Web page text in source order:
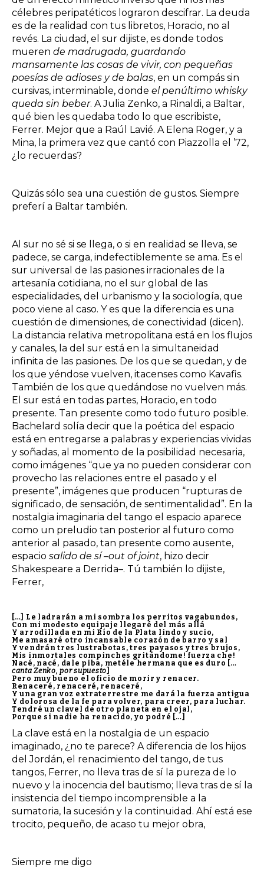
célebres peripatéticos lograron descifrar. La deuda
es de la realidad con tus libretos, Horacio, no al
revés. La ciudad, el sur dijiste, es donde todos
mueren de madrugada, guardando
mansamente las cosas de vivir, con pequeñas
poesías de adioses y de balas, en un compás sin
cursivas, interminable, donde el penúltimo whisky
queda sin beber. A Julia Zenko, a Rinaldi, a Baltar,
qué bien les quedaba todo lo que escribiste,
Ferrer. Mejor que a Raúl Lavié. A Elena Roger, y a
Mina, la primera vez que cantó con Piazzolla el ’72,
¿lo recuerdas?
Quizás sólo sea una cuestión de gustos. Siempre
preferí a Baltar también.
Al sur no sé si se llega, o si en realidad se lleva, se
padece, se carga, indefectiblemente se ama. Es el
sur universal de las pasiones irracionales de la
artesanía cotidiana, no el sur global de las
especialidades, del urbanismo y la sociología, que
poco viene al caso. Y es que la diferencia es una
cuestión de dimensiones, de conectividad (dicen).
La distancia relativa metropolitana está en los flujos
y canales, la del sur está en la simultaneidad
infinita de las pasiones. De los que se quedan, y de
los que yéndose vuelven, itacenses como Kavafis.
También de los que quedándose no vuelven más.
El sur está en todas partes, Horacio, en todo
presente. Tan presente como todo futuro posible.
Bachelard solía decir que la poética del espacio
está en entregarse a palabras y experiencias vividas
y soñadas, al momento de la posibilidad necesaria,
como imágenes “que ya no pueden considerar con
provecho las relaciones entre el pasado y el
presente”, imágenes que producen “rupturas de
significado, de sensación, de sentimentalidad”. En la
nostalgia imaginaria del tango el espacio aparece
como un preludio tan posterior al futuro como
anterior al pasado, tan presente como ausente,
espacio salido de sí–out of joint, hizo decir
Shakespeare a Derrida–. Tú también lo dijiste,
Ferrer,
[…] Le ladrarán a mi sombra los perritos vagabundos,
Con mi modesto equipaje llegaré del más allá
Y arrodillada en mi Río de la Plata lindo y sucio,
Me amasaré otro incansable corazón de barro y sal
Y vendrán tres lustrabotas, tres payasos y tres brujos,
Mis inmortales compinches gritándome! fuerza che!
Nacé, nacé, dale piba, metéle hermana que es duro […
canta Zenko, por supuesto]
Pero muy bueno el oficio de morir y renacer.
Renaceré, renaceré, renaceré,
Y una gran voz extraterrestre me dará la fuerza antigua
Y dolorosa de la fe para volver, para creer, para luchar.
Tendré un clavel de otro planeta en el ojal,
Porque si nadie ha renacido, yo podré […]
La clave está en la nostalgia de un espacio
imaginado, ¿no te parece? A diferencia de los hijos
del Jordán, el renacimiento del tango, de tus
tangos, Ferrer, no lleva tras de sí la pureza de lo
nuevo y la inocencia del bautismo; lleva tras de sí la
insistencia del tiempo incomprensible a la
sumatoria, la sucesión y la continuidad. Ahí está ese
trocito, pequeño, de acaso tu mejor obra,
Siempre me digo